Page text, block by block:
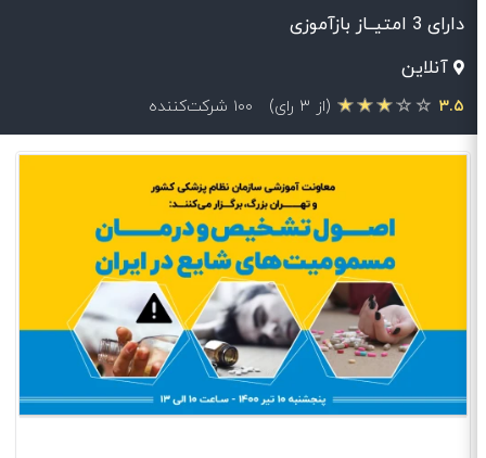
دارای 3 امتیــاز بازآموزی
آنلاین
۳.۵ (از ۳ رای) ۱۰۰ شرکت‌کننده